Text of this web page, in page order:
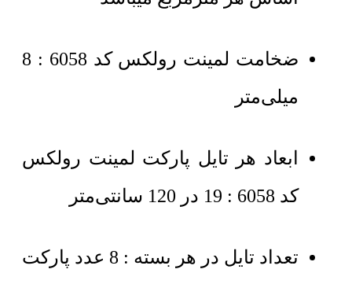
ضخامت لمینت رولکس کد 6058 : 8
میلی‌متر
ابعاد هر تایل پارکت لمینت رولکس
کد 6058 : 19 در 120 سانتی‌متر
تعداد تایل در هر بسته : 8 عدد پارکت